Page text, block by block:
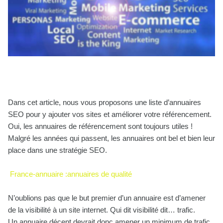
Dans cet article, nous vous proposons une liste d’annuaires
SEO pour y ajouter vos sites et améliorer votre référencement.
Oui, les annuaires de référencement sont toujours utiles !
Malgré les années qui passent, les annuaires ont bel et bien leur
place dans une stratégie SEO.
France-annuaire :annuaires de qualité
N’oublions pas que le but premier d’un annuaire est d’amener
de la visibilité à un site internet. Qui dit visibilité dit… trafic.